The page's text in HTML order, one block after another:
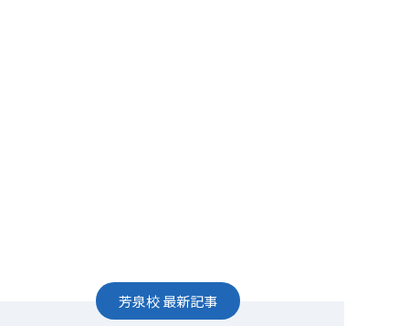
芳泉校最新記事